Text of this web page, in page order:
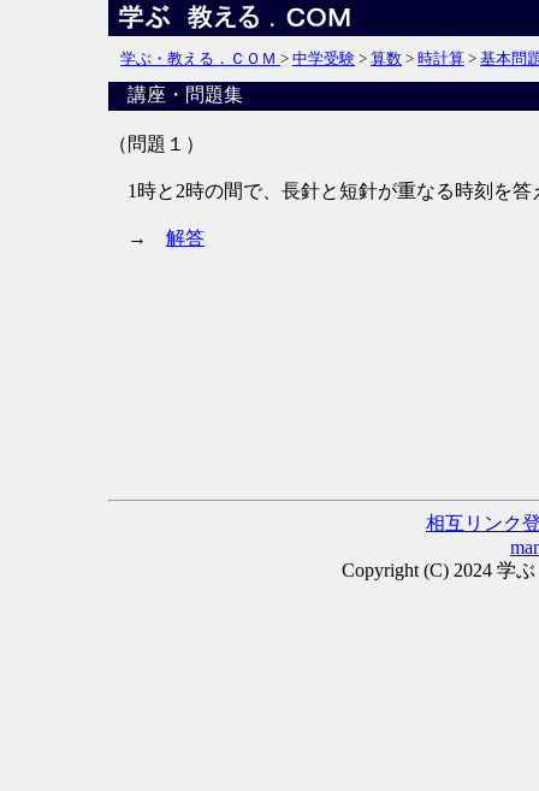
学ぶ・教える．ＣＯＭ > 中学受験 > 算数 > 時計算 > 基本問
講座・問題集
（問題１）
1時と2時の間で、長針と短針が重なる時刻を答
→ 解答
相互リンク
Copyright (C) 2024 学